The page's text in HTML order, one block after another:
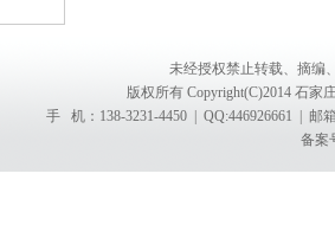
未经授权禁止转载、摘编
版权所有 Copyright(C)2014 石
手 机：138-3231-4450 | QQ:446926661 | 邮
备案